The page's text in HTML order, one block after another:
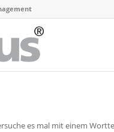
es mal mit einem